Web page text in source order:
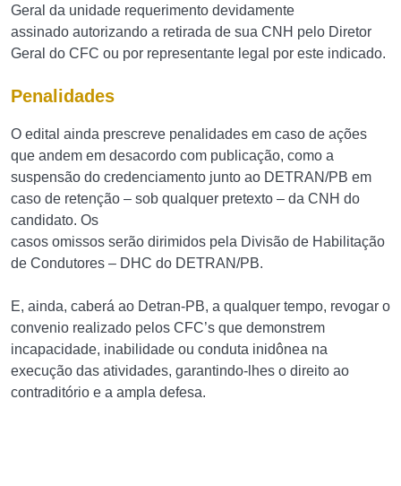
Geral da unidade requerimento devidamente
assinado autorizando a retirada de sua CNH pelo Diretor
Geral do CFC ou por representante legal por este indicado.
Penalidades
O edital ainda prescreve penalidades em caso de ações
que andem em desacordo com publicação, como a
suspensão do credenciamento junto ao DETRAN/PB em
caso de retenção – sob qualquer pretexto – da CNH do
candidato. Os
casos omissos serão dirimidos pela Divisão de Habilitação
de Condutores – DHC do DETRAN/PB.
E, ainda, caberá ao Detran-PB, a qualquer tempo, revogar o
convenio realizado pelos CFC’s que demonstrem
incapacidade, inabilidade ou conduta inidônea na
execução das atividades, garantindo-lhes o direito ao
contraditório e a ampla defesa.